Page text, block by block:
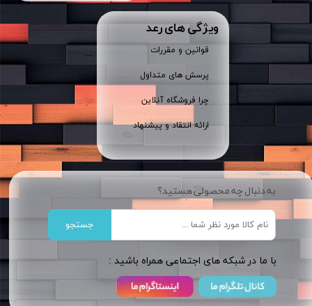
ویژگی های رعد
قوانین و مقررات
پرسش های متداول
چرا فروشگاه آنلاین
ارائه انتقاد و پیشنهاد
به دنبال چه محصولی هستید؟
جستجو
​​با ما در شبکه های اجتماعی همراه باشید :